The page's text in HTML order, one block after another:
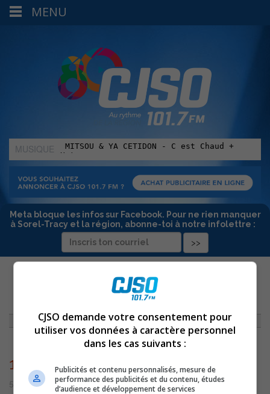
MUSIQUE
:
Meta bloque les infos sur Facebook. Pour ne rien manquer
à Sorel-Tracy et la région, abonne-toi à notre infolettre :
C’EST ENCORE LE TEMPS DE PRÉSENTER UN
1519
5 juillet 2016 | Par admin
MENU
CJSO demande votre consentement pour
utiliser vos données à caractère personnel
dans les cas suivants :
Publicités et contenu personnalisés, mesure de
performance des publicités et du contenu, études
d’audience et développement de services